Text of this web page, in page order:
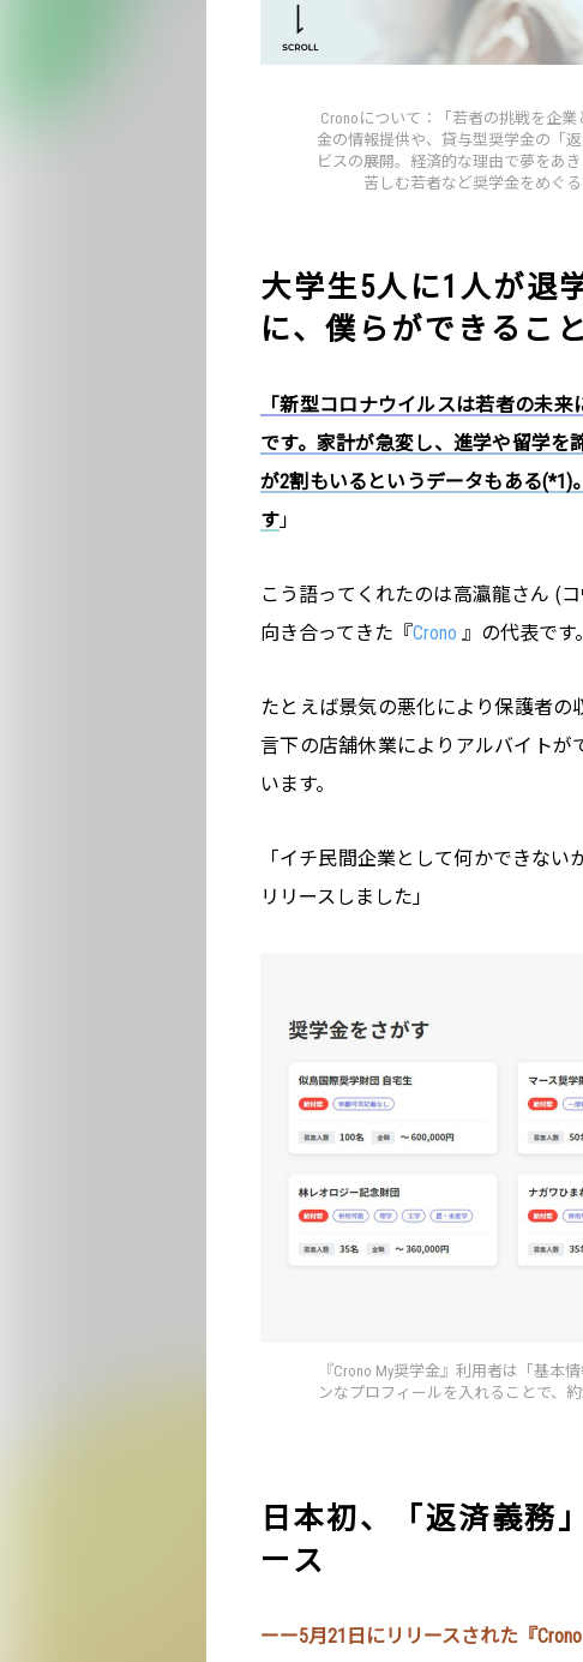
Cronoについて：「若者の挑戦を企
金の情報提供や、貸与型奨学金の「
ビスの展開。経済的な理由で夢をあ
苦しむ若者など奨学金をめぐ
大学生5人に1人が退
に、僕らができること
「新型コロナウイルスは若者の未
です。家計が急変し、進学や留学
が2割もいるというデータもある
す」
こう語ってくれたのは高瀛龍さん (
向き合ってきた『Crono 』の代表です。
たとえば景気の悪化により保護者
言下の店舗休業によりアルバイトが
います。
「イチ民間企業として何かできない
リリースしました」
『Crono My奨学金』利用者は「基本
ンなプロフィールを入れることで、
日本初、「返済義務
ース
ーー5月21日にリリースされた『